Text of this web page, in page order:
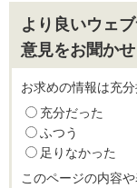
より良いウェ
意見をお聞か
お求めの情報は充
充分だった
ふつう
足りなかった
このページの内容